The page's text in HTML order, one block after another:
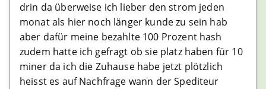
drin da überweise ich lieber den strom jeden
monat als hier noch länger kunde zu sein hab
aber dafür meine bezahlte 100 Prozent hash
zudem hatte ich gefragt ob sie platz haben für 10
miner da ich die Zuhause habe jetzt plötzlich
heisst es auf Nachfrage wann der Spediteur